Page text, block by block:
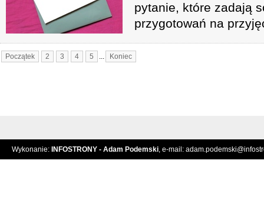
pytanie, które zadają
przygotowań na
Początek 2 3 4 5 ... Koniec
Wykonanie: INFOSTRONY - Adam Podemski, e-mail: